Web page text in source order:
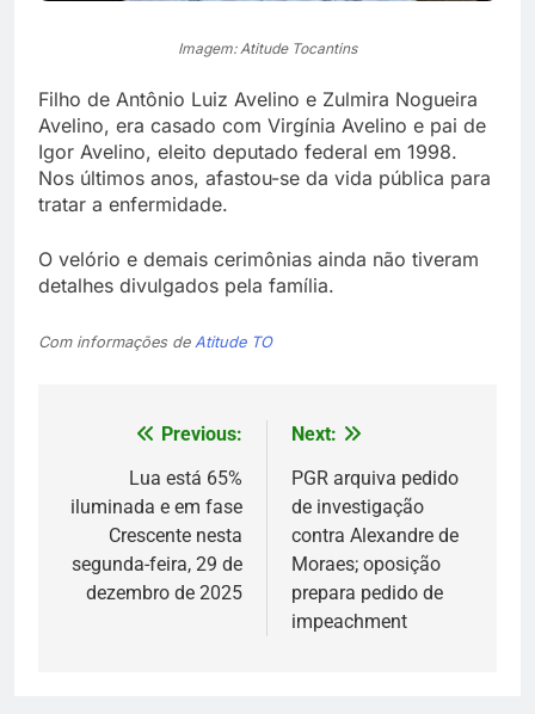
Imagem: Atitude Tocantins
Filho de Antônio Luiz Avelino e Zulmira Nogueira
Avelino, era casado com Virgínia Avelino e pai de
Igor Avelino, eleito deputado federal em 1998.
Nos últimos anos, afastou-se da vida pública para
tratar a enfermidade.
O velório e demais cerimônias ainda não tiveram
detalhes divulgados pela família.
Com informações de Atitude TO
Navegação
Post
Previous:
Lua está 65%
iluminada e em fase
Crescente nesta
segunda-feira, 29 de
dezembro de 2025
Next:
PGR arquiva pedido
de investigação
contra Alexandre de
Moraes; oposição
prepara pedido de
impeachment